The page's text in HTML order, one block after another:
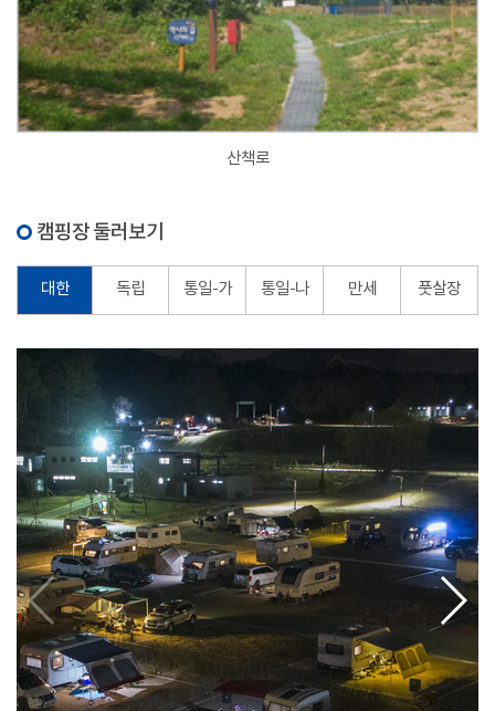
산책로
캠핑장 둘러보기
대한 독립 통일-가 통일-나 만세 풋살장